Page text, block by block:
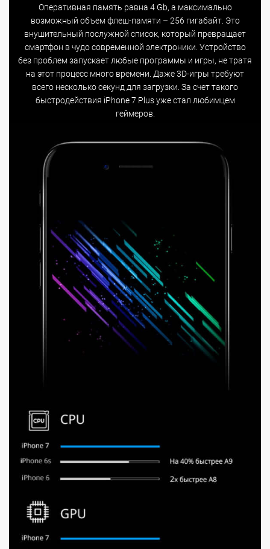
Оперативная память равна 4 Gb, а максимально
возможный объем флеш-памяти – 256 гигабайт. Это
внушительный послужной список, который превращает
смартфон в чудо современной электроники. Устройство
без проблем запускает любые программы и игры, не тратя
на этот процесс много времени. Даже 3D-игры требуют
всего несколько секунд для загрузки. За счет такого
быстродействия iPhone 7 Plus уже стал любимцем
геймеров.